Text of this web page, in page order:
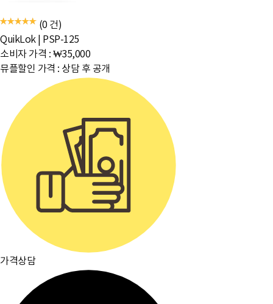
(0 건)
QuikLok
PSP-125
소비자 가격 : ₩35,000
뮤플할인 가격 : 상담 후 공개
가격상담